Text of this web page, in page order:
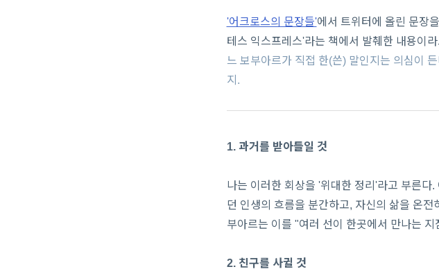
'어크로스의 문장들'에서 트위터에 올린 문장
테스 익스프레스'라는 책에서 발췌한 내용이
느 보부아르가 직접 한(쓴) 말인지는 의심이
지.
1. 과거를 받아들일 것
나는 이러한 회상을 '위대한 정리'라고 부른다
던 인생의 흐름을 분간하고, 자신의 삶을 온
부아르는 이를 "여러 선이 한곳에서 만나는 지
2. 친구를 사귈 것